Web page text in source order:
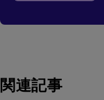
関連記事